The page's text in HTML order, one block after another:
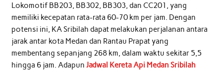
Lokomotif BB203, BB302, BB303, dan CC201, yang
memiliki kecepatan rata-rata 60-70 km per jam. Dengan
potensi ini, KA Sribilah dapat melakukan perjalanan antara
jarak antar kota Medan dan Rantau Prapat yang
membentang sepanjang 268 km, dalam waktu sekitar 5,5
hingga 6 jam. Adapun Jadwal Kereta Api Medan Sribilah